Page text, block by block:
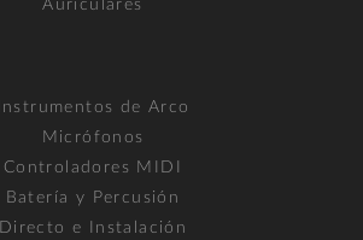
Auriculares
Instrumentos de Arco
Micrófonos
Controladores MIDI
Batería y Percusión
Directo e Instalación